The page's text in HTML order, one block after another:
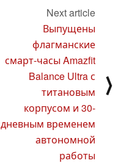
Next article
Выпущены
флагманские
смарт-часы Amazfit
Balance Ultra с
титановым
корпусом и 30-
дневным временем
автономной
работы
⟩